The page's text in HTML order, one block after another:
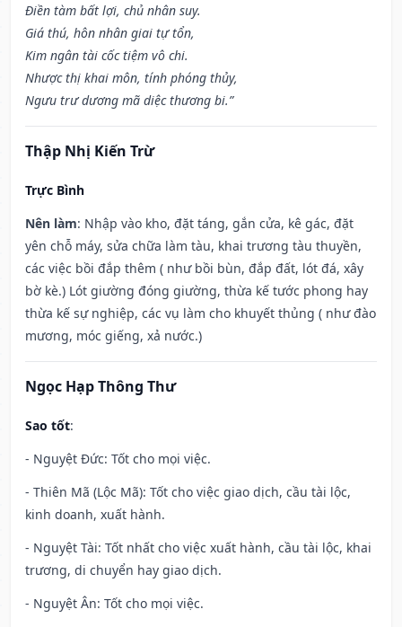
Điền tàm bất lợi, chủ nhân suy.
Giá thú, hôn nhân giai tự tổn,
Kim ngân tài cốc tiệm vô chi.
Nhược thị khai môn, tính phóng thủy,
Ngưu trư dương mã diệc thương bi.”
Thập Nhị Kiến Trừ
Trực Bình
Nên làm: Nhập vào kho, đặt táng, gắn cửa, kê gác, đặt
yên chỗ máy, sửa chữa làm tàu, khai trương tàu thuyền,
các việc bồi đắp thêm ( như bồi bùn, đắp đất, lót đá, xây
bờ kè.) Lót giường đóng giường, thừa kế tước phong hay
thừa kế sự nghiệp, các vụ làm cho khuyết thủng ( như đào
mương, móc giếng, xả nước.)
Ngọc Hạp Thông Thư
Sao tốt:
- Nguyệt Đức: Tốt cho mọi việc.
- Thiên Mã (Lộc Mã): Tốt cho việc giao dịch, cầu tài lộc,
kinh doanh, xuất hành.
- Nguyệt Tài: Tốt nhất cho việc xuất hành, cầu tài lộc, khai
trương, di chuyển hay giao dịch.
- Nguyệt Ân: Tốt cho mọi việc.